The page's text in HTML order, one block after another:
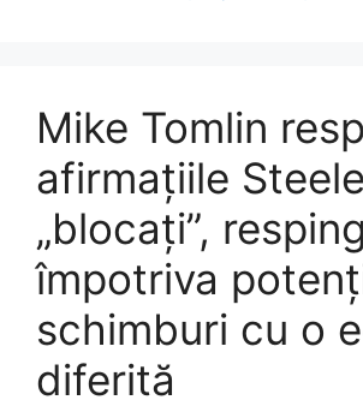
Mike Tomlin
afirmațiile
„blocați”,
împotriva
schimburi cu o
diferită